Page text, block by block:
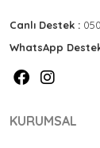
Canlı Destek :
WhatsApp
KURUMSAL